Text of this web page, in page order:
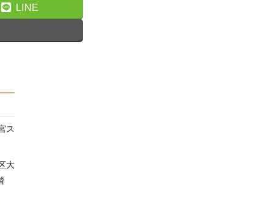
LINE
ス
大